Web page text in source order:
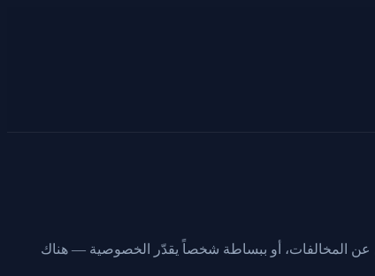
عن المخالفات، أو ببساطة شخصاً يقدّر الخصوصية — هناك